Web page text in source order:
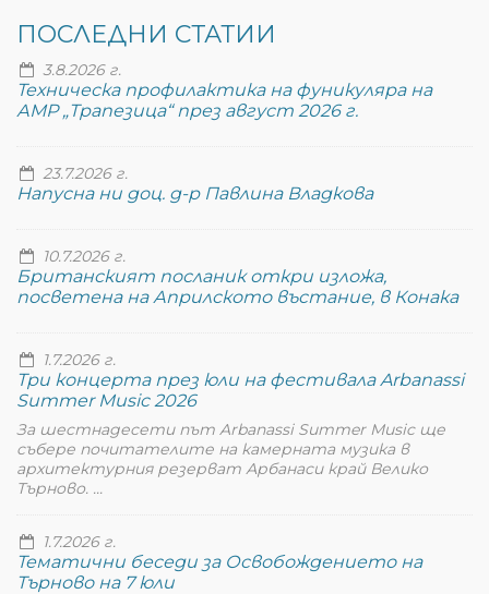
ПОСЛЕДНИ СТАТИИ
3.8.2026 г.
Техническа профилактика на фуникуляра на
АМР „Трапезица“ през август 2026 г.
23.7.2026 г.
Напусна ни доц. д-р Павлина Владкова
10.7.2026 г.
Британският посланик откри изложа,
посветена на Априлското въстание, в Конака
1.7.2026 г.
Три концерта през юли на фестивала Arbanassi
Summer Music 2026
За шестнадесети път Arbanassi Summer Music ще
събере почитателите на камерната музика в
архитектурния резерват Арбанаси край Велико
Търново. ...
1.7.2026 г.
Тематични беседи за Освобождението на
Търново на 7 юли